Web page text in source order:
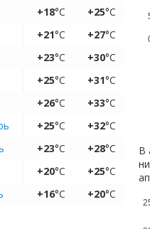
+18°C +25°C
+21°C +27°C
+23°C +30°C
+25°C +31°C
+26°C +33°C
+25°C +32°C
+23°C +28°C
+20°C +25°C
+16°C +20°C
В